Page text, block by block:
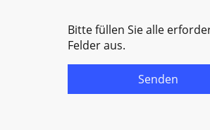
Bitte füllen Sie alle
Felder aus.
Senden